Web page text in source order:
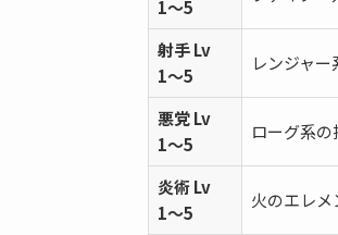
1〜5
射手 Lv
1〜5
レンジャ
悪党 Lv
1〜5
ローグ系
炎術 Lv
1〜5
火のエレ